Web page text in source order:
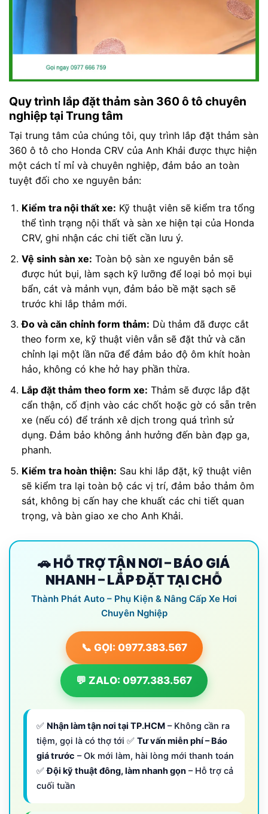
Quy trình lắp đặt thảm sàn 360 ô tô chuyên
nghiệp tại Trung tâm
Tại trung tâm của chúng tôi, quy trình lắp đặt thảm sàn
360 ô tô cho Honda CRV của Anh Khải được thực hiện
một cách tỉ mỉ và chuyên nghiệp, đảm bảo an toàn
tuyệt đối cho xe nguyên bản:
Kiểm tra nội thất xe: Kỹ thuật viên sẽ kiểm tra tổng
thể tình trạng nội thất và sàn xe hiện tại của Honda
CRV, ghi nhận các chi tiết cần lưu ý.
Vệ sinh sàn xe: Toàn bộ sàn xe nguyên bản sẽ
được hút bụi, làm sạch kỹ lưỡng để loại bỏ mọi bụi
bẩn, cát và mảnh vụn, đảm bảo bề mặt sạch sẽ
trước khi lắp thảm mới.
Đo và căn chỉnh form thảm: Dù thảm đã được cắt
theo form xe, kỹ thuật viên vẫn sẽ đặt thử và căn
chỉnh lại một lần nữa để đảm bảo độ ôm khít hoàn
hảo, không có khe hở hay phần thừa.
Lắp đặt thảm theo form xe: Thảm sẽ được lắp đặt
cẩn thận, cố định vào các chốt hoặc gờ có sẵn trên
xe (nếu có) để tránh xê dịch trong quá trình sử
dụng. Đảm bảo không ảnh hưởng đến bàn đạp ga,
phanh.
Kiểm tra hoàn thiện: Sau khi lắp đặt, kỹ thuật viên
sẽ kiểm tra lại toàn bộ các vị trí, đảm bảo thảm ôm
sát, không bị cấn hay che khuất các chi tiết quan
trọng, và bàn giao xe cho Anh Khải.
🚗 HỖ TRỢ TẬN NƠI – BÁO GIÁ
NHANH – LẮP ĐẶT TẠI CHỖ
Thành Phát Auto – Phụ Kiện & Nâng Cấp Xe Hơi
Chuyên Nghiệp
📞 GỌI: 0977.383.567
💬 ZALO: 0977.383.567
✅ Nhận làm tận nơi tại TP.HCM – Không cần ra
tiệm, gọi là có thợ tới ✅ Tư vấn miễn phí – Báo
giá trước – Ok mới làm, hài lòng mới thanh toán
✅Đội kỹ thuật đông, làm nhanh gọn – Hỗ trợ cả
cuối tuần